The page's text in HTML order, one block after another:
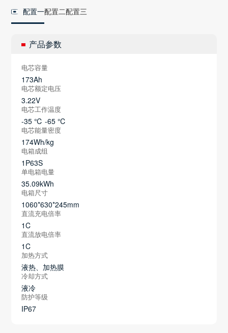
配置一配置二配置三
产品参数
电芯容量
173Ah
电芯额定电压
3.22V
电芯工作温度
-35 ℃ -65 ℃
电芯能量密度
174Wh/kg
电箱成组
1P63S
单电箱电量
35.09kWh
电箱尺寸
1060*630*245mm
直流充电倍率
1C
直流放电倍率
1C
加热方式
液热、加热膜
冷却方式
液冷
防护等级
IP67